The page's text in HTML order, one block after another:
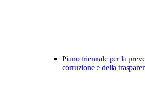
Piano triennale per la
corruzione e della